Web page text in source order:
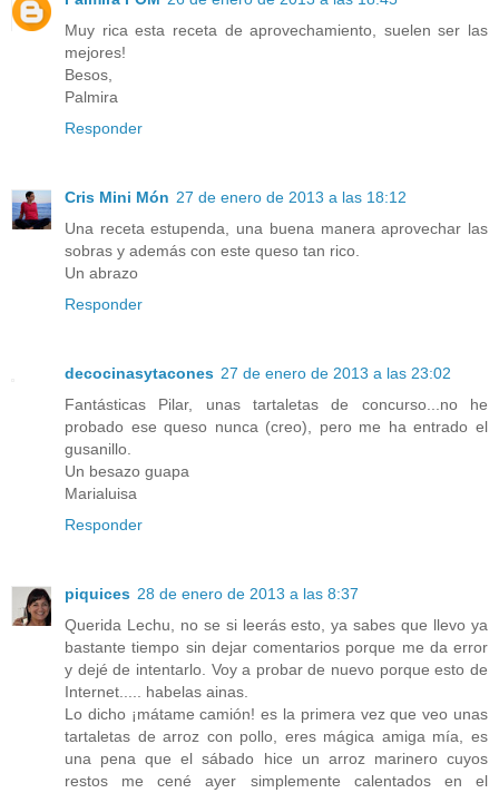
Muy rica esta receta de aprovechamiento, suelen ser las
mejores!
Besos,
Palmira
Responder
Cris Mini Món 27 de enero de 2013 a las 18:12
Una receta estupenda, una buena manera aprovechar las
sobras y además con este queso tan rico.
Un abrazo
Responder
decocinasytacones 27 de enero de 2013 a las 23:02
Fantásticas Pilar, unas tartaletas de concurso...no he
probado ese queso nunca (creo), pero me ha entrado el
gusanillo.
Un besazo guapa
Marialuisa
Responder
piquices 28 de enero de 2013 a las 8:37
Querida Lechu, no se si leerás esto, ya sabes que llevo ya
bastante tiempo sin dejar comentarios porque me da error
y dejé de intentarlo. Voy a probar de nuevo porque esto de
Internet..... habelas ainas.
Lo dicho ¡mátame camión! es la primera vez que veo unas
tartaletas de arroz con pollo, eres mágica amiga mía, es
una pena que el sábado hice un arroz marinero cuyos
restos me cené ayer simplemente calentados en el